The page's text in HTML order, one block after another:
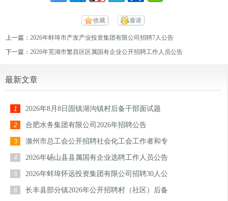
收藏 邀请
上一篇：2026年蚌埠市产发产业投资集团有限公司招聘7人公告
下一篇：2026年芜湖市繁昌区区属国有企业公开招聘工作人员公告
最新文章
1 2026年8月8日固镇湖沟镇村后备干部面试题
2 合肥水务集团有限公司2026年招聘公告
3 滁州市总工会公开招聘社会化工会工作者和专
4 2026年砀山县县属国有企业选聘工作人员公告
5 2026年蚌埠怀远投资集团有限公司招聘30人公
6 长丰县部分镇2026年公开招聘村（社区）后备